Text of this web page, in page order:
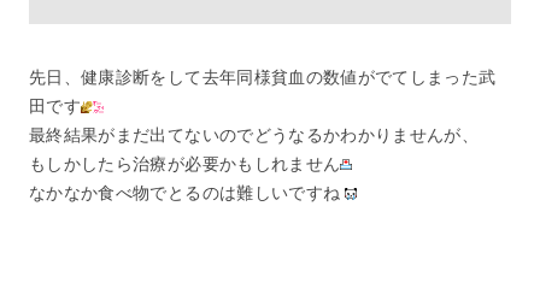
先日、健康診断をして去年同様貧血の数値がでてしまった武
田です
最終結果がまだ出てないのでどうなるかわかりませんが、
もしかしたら治療が必要かもしれません
なかなか食べ物でとるのは難しいですね